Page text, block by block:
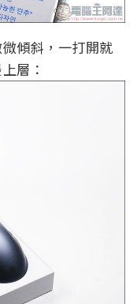
傾斜，一打開就
層：